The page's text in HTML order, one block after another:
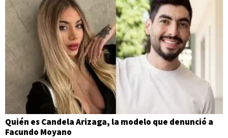
Quién es Candela Arizaga, la modelo que denunció a
Facundo Moyano